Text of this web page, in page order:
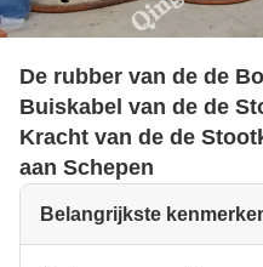
De rubber van de de
Buiskabel van de de
Kracht van de de
aan Schepen
Belangrijkste